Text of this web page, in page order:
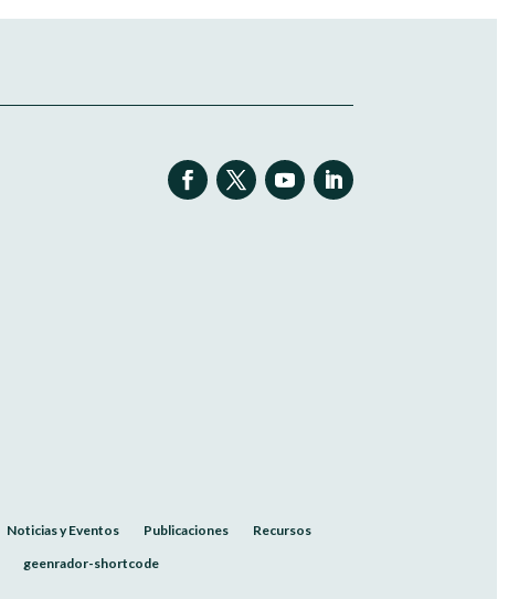
Noticias y Eventos Publicaciones
Recursos
geenrador-shortcode